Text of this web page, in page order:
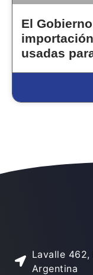
El
usadas
Lavalle 462,
Argentina